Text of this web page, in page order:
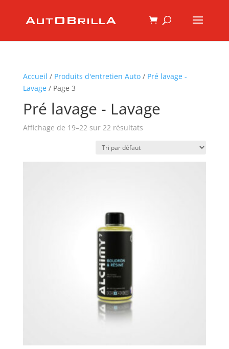
Accueil / Produits d'entretien Auto/ Pré lavage -
Lavage/ Page 3
Pré lavage - Lavage
Affichage de 19–22 sur 22 résultats